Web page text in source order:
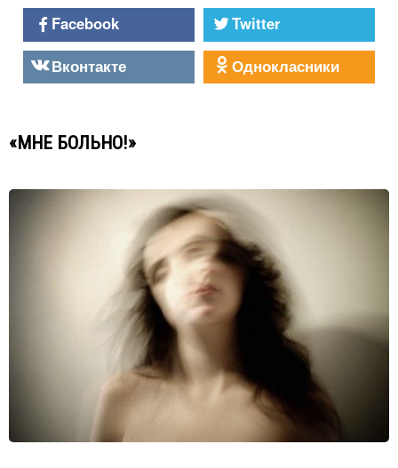
Facebook
Twitter
Вконтакте
Однокласники
«МНЕ БОЛЬНО!»